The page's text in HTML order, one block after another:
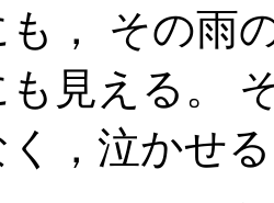
， その雨
見える。
，泣かせ